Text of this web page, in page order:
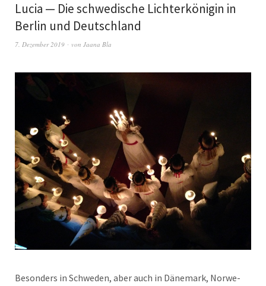
Lucia — Die schwedische Lichterkönigin in
Berlin und Deutschland
7. Dezember 2019 von Jaana Bla
Beson­ders in Schwe­den, aber auch in Däne­mark, Nor­we­